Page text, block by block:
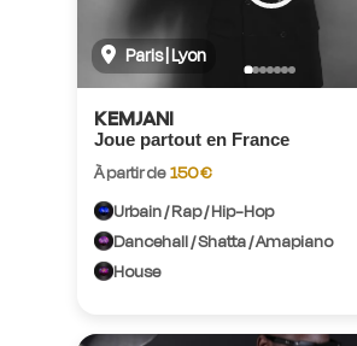
Paris | Lyon
KEMJANI
Joue partout en France
À partir de 150 €
Urbain / Rap / Hip-Hop
Dancehall / Shatta / Amapiano
House